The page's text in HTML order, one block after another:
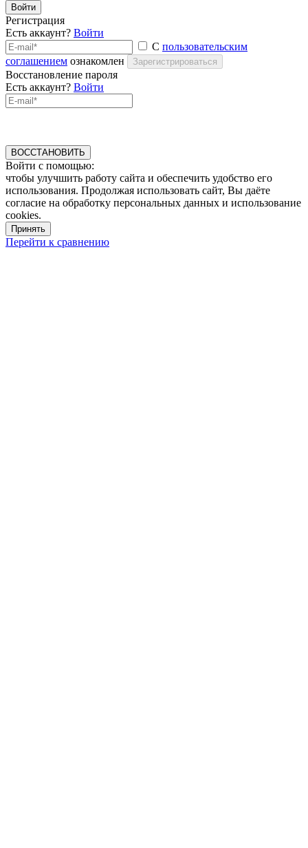
Войти
Регистрация
Есть аккаунт? Войти
С пользовательским
соглашением ознакомлен Зарегистрироваться
Восстановление пароля
Есть аккаунт? Войти
ВОССТАНОВИТЬ
Войти с помощью:
чтобы улучшить работу сайта и обеспечить удобство его
использования. Продолжая использовать сайт, Вы даёте
согласие на обработку персональных данных и использование
cookies.
Принять
Перейти к сравнению